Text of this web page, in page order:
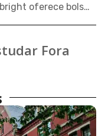
Fulbright oferece bolsas integrais para curso de roteiro para estreantes
Fora